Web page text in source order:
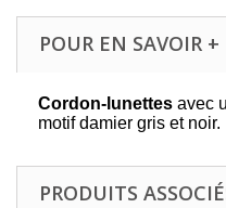
POUR EN SAVOIR +
Cordon-lunettes avec
motif damier gris et noir.
PRODUITS